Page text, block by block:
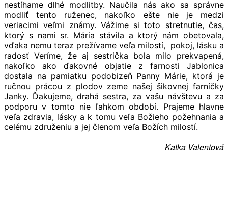
nestíhame dlhé modlitby. Naučila nás ako sa správne
modliť tento ruženec, nakoľko ešte nie je medzi
veriacimi veľmi známy. Vážime si toto stretnutie, čas,
ktorý s nami sr. Mária stávila a ktorý nám obetovala,
vďaka nemu teraz prežívame veľa milostí, pokoj, lásku a
radosť Veríme, že aj sestrička bola milo prekvapená,
nakoľko ako ďakovné objatie z farnosti Jablonica
dostala na pamiatku podobizeň Panny Márie, ktorá je
ručnou prácou z plodov zeme našej šikovnej farníčky
Janky. Ďakujeme, drahá sestra, za vašu návštevu a za
podporu v tomto nie ľahkom období. Prajeme hlavne
veľa zdravia, lásky a k tomu veľa Božieho požehnania a
celému združeniu a jej členom veľa Božích milostí.
Katka Valentová